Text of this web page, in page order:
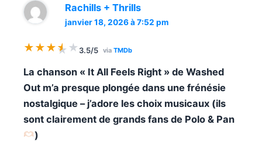
Rachills + Thrills
janvier 18, 2026 à 7:52 pm
★★★★
★ ★ 3.5/5 via TMDb
La chanson « It All Feels Right » de Washed
Out m’a presque plongée dans une frénésie
nostalgique – j’adore les choix musicaux (ils
sont clairement de grands fans de Polo & Pan
)